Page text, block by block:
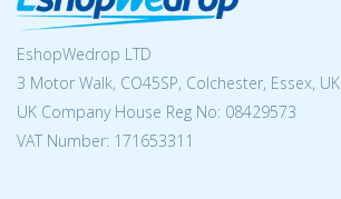
EshopWedrop LTD
3 Motor Walk, CO45SP, Colchester, Essex, UK
UK Company House Reg No: 08429573
VAT Number: 171653311